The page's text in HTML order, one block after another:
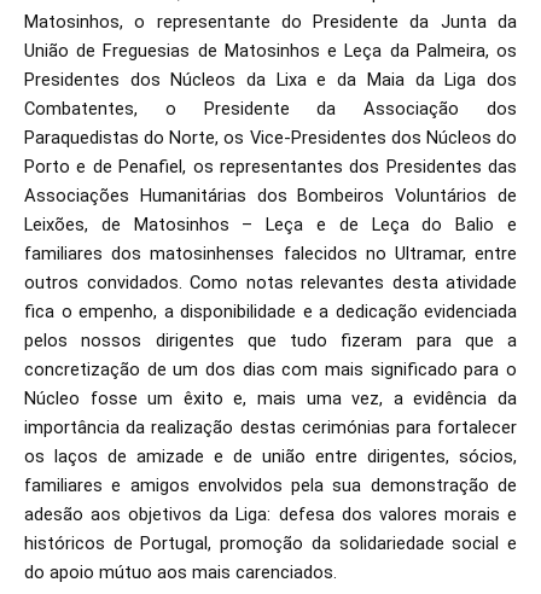
Matosinhos, o representante do Presidente da Junta da
União de Freguesias de Matosinhos e Leça da Palmeira, os
Presidentes dos Núcleos da Lixa e da Maia da Liga dos
Combatentes, o Presidente da Associação dos
Paraquedistas do Norte, os Vice-Presidentes dos Núcleos do
Porto e de Penafiel, os representantes dos Presidentes das
Associações Humanitárias dos Bombeiros Voluntários de
Leixões, de Matosinhos – Leça e de Leça do Balio e
familiares dos matosinhenses falecidos no Ultramar, entre
outros convidados. Como notas relevantes desta atividade
fica o empenho, a disponibilidade e a dedicação evidenciada
pelos nossos dirigentes que tudo fizeram para que a
concretização de um dos dias com mais significado para o
Núcleo fosse um êxito e, mais uma vez, a evidência da
importância da realização destas cerimónias para fortalecer
os laços de amizade e de união entre dirigentes, sócios,
familiares e amigos envolvidos pela sua demonstração de
adesão aos objetivos da Liga: defesa dos valores morais e
históricos de Portugal, promoção da solidariedade social e
do apoio mútuo aos mais carenciados.